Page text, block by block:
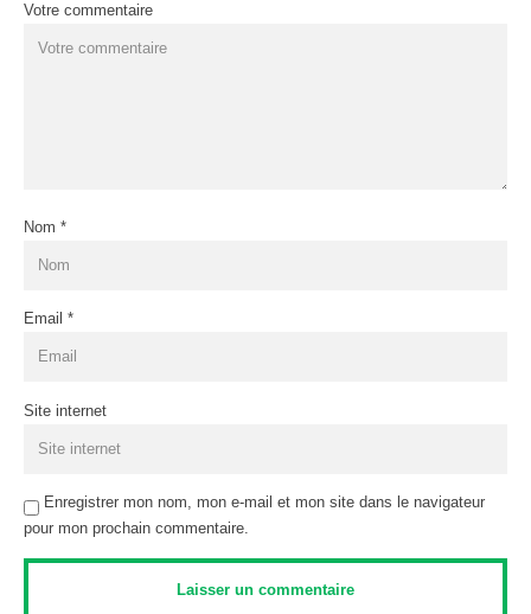
Votre commentaire
Nom *
Email *
Site internet
Enregistrer mon nom, mon e-mail et mon site dans le navigateur
pour mon prochain commentaire.